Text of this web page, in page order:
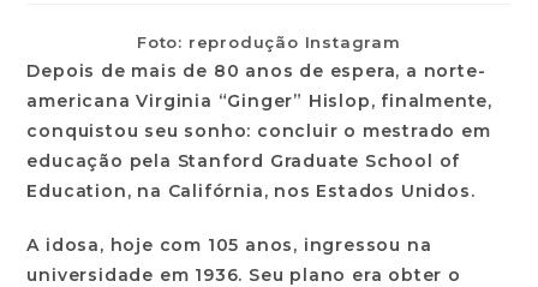
Foto: reprodução Instagram
Depois de mais de 80 anos de espera, a norte-
americana Virginia “Ginger” Hislop, finalmente,
conquistou seu sonho: concluir o mestrado em
educação pela Stanford Graduate School of
Education, na Califórnia, nos Estados Unidos.
A idosa, hoje com 105 anos, ingressou na
universidade em 1936. Seu plano era obter o